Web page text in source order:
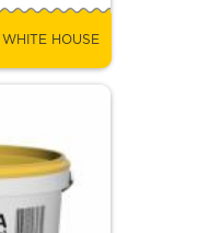
WHITE HOUSE